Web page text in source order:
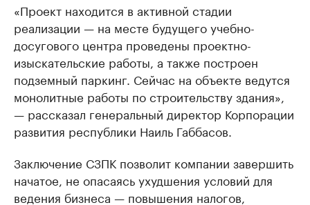
«Проект находится в активной стадии
реализации — на месте будущего учебно-
досугового центра проведены проектно-
изыскательские работы, а также построен
подземный паркинг. Сейчас на объекте ведутся
монолитные работы по строительству здания»,
— рассказал генеральный директор Корпорации
развития республики Наиль Габбасов.
Заключение СЗПК позволит компании завершить
начатое, не опасаясь ухудшения условий для
ведения бизнеса — повышения налогов,